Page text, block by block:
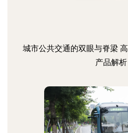
城市公共交通的双眼与脊梁
产品解析